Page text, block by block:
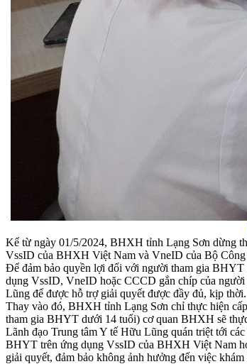
Kể từ ngày 01/5/2024, BHXH tỉnh Lạng Sơn dừng
VssID của BHXH Việt Nam và VneID của Bộ
Để đảm bảo quyền lợi đối với người tham gia BHYT
dụng VssID, VneID hoặc CCCD gắn chíp của
Lũng để được hỗ trợ giải quyết được đầy đủ, kịp thời.
Thay vào đó, BHXH tỉnh Lạng Sơn chỉ thực hiện
tham gia BHYT dưới 14 tuổi) cơ quan BHXH sẽ
Lãnh đạo Trung tâm Y tế Hữu Lũng quán triệt tới
BHYT trên ứng dụng VssID của BHXH Việt Nam
giải quyết, đảm bảo không ảnh hưởng đến việc